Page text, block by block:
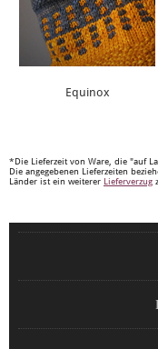
Equinox
*Die Lieferzeit von Ware, die "auf
Die angegebenen Lieferzeiten
Länder ist ein weiterer Lieferverzug